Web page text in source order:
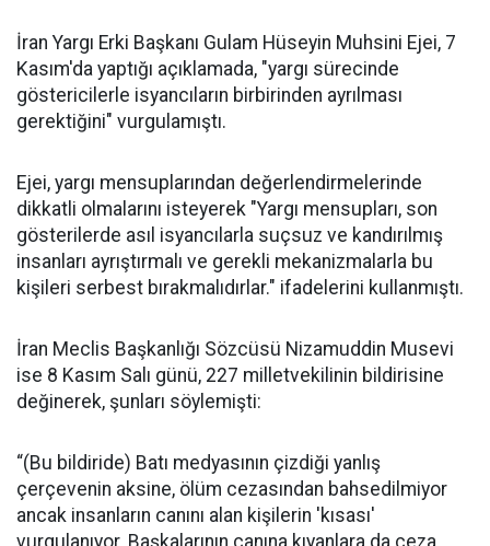
İran Yargı Erki Başkanı Gulam Hüseyin Muhsini Ejei, 7
Kasım'da yaptığı açıklamada, "yargı sürecinde
göstericilerle isyancıların birbirinden ayrılması
gerektiğini" vurgulamıştı.
Ejei, yargı mensuplarından değerlendirmelerinde
dikkatli olmalarını isteyerek "Yargı mensupları, son
gösterilerde asıl isyancılarla suçsuz ve kandırılmış
insanları ayrıştırmalı ve gerekli mekanizmalarla bu
kişileri serbest bırakmalıdırlar." ifadelerini kullanmıştı.
İran Meclis Başkanlığı Sözcüsü Nizamuddin Musevi
ise 8 Kasım Salı günü, 227 milletvekilinin bildirisine
değinerek, şunları söylemişti:
“(Bu bildiride) Batı medyasının çizdiği yanlış
çerçevenin aksine, ölüm cezasından bahsedilmiyor
ancak insanların canını alan kişilerin 'kısası'
vurgulanıyor. Başkalarının canına kıyanlara da ceza